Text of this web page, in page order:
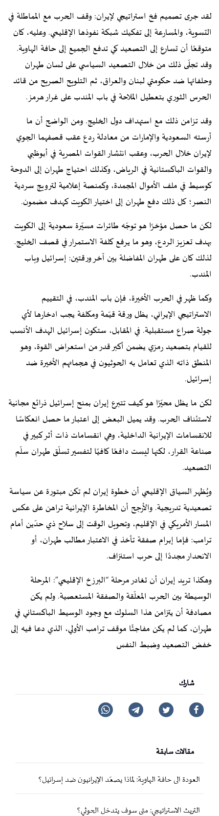
لقد جرى تصميم فخ استراتيجي لإيران: وقف الحرب مع المماطلة في
التسوية، والمسارعة إلى تفكيك شبكة نفوذها الإقليمي. وعليه، كان
متوقعًا أن تسارع إلى التصعيد كي تدفع الجميع إلى حافة الهاوية.
وقد تجلّى ذلك من خلال التصعيد السياسي على لسان طهران
وحلفائها ضد حكومتي لبنان والعراق، ثم التلويح الصريح من قائد
الحرس الثوري بتعطيل الملاحة في باب المندب على غرار هرمز.
وقد تزامن ذلك مع استهداف دول الخليج. ومن الواضح أن ما
أرسته السعودية والإمارات من معادلة ردع عقب قصفهما الجوي
لإيران خلال الحرب، وعقب انتشار القوات المصرية في أبوظبي
والقوات الباكستانية في الرياض، وكذلك احتياج طهران إلى الدوحة
كوسيط في ملف الأموال المجمدة، وكمنصة إعلامية لترويج سردية
النصر؛ كل ذلك دفع طهران إلى اختيار الكويت كهدف مضمون.
لكن ما حصل مؤخرًا هو توجّه طائرات مسيّرة سعودية إلى الكويت
بهدف تعزيز الردع، وهو ما يرفع كلفة الاستمرار في قصف الخليج.
لذلك كان على طهران المفاضلة بين آخر ورقتين: إسرائيل وباب
المندب.
وكما ظهر في الحرب الأخيرة، فإن باب المندب، في التقييم
الاستراتيجي الإيراني، يظل ورقة قيّمة ومكلفة يجب ادخارها لأي
جولة صراع مستقبلية. في المقابل، ستكون إسرائيل الهدف الأنسب
للقيام بتصعيد رمزي يضمن أكبر قدر من استعراض القوة، وهو
المنطق ذاته الذي تعامل به الحوثيون في هجماتهم الأخيرة ضد
إسرائيل.
لكن ما يظل محيّرًا هو كيف تتبرع إيران بمنح إسرائيل ذرائع مجانية
لاستئناف الحرب. وقد يميل البعض إلى اعتبار ما حصل انعكاسًا
للانقسامات الإيرانية الداخلية، وهي انقسامات ذات أثر كبير في
صناعة القرار، لكنها ليست دافعًا كافيًا لتفسير تسلّق طهران سلّم
التصعيد.
ويُظهر السياق الإقليمي أن خطوة إيران لم تكن مبتورة عن سياسة
تصعيدية تدريجية. والأرجح أن المخاطرة الإيرانية تراهن على عكس
المسار الأمريكي في الإقليم، وتحويل الوقت إلى سلاح ذي حدّين أمام
ترامب: فإما إبرام صفقة تأخذ في الاعتبار مطالب طهران، أو
الانحدار مجددًا إلى حرب استنزاف.
وهكذا تريد إيران أن تغادر مرحلة “البرزخ الإقليمي”: المرحلة
الوسيطة بين الحرب المعلّقة والصفقة المستعصية. ولم يكن
مصادفة أن يتزامن هذا السلوك مع وجود الوسيط الباكستاني في
طهران، كما لم يكن مفاجئًا موقف ترامب الأولي، الذي دعا فيه إلى
خفض التصعيد وضبط النفس
شارك
مقالات سابقة
العودة الى حافة الهاوية: لماذا يصعّد الإيرانيون ضد إسرائيل؟
التريث الاستراتيجي: متى سوف يتدخل الحوثي؟